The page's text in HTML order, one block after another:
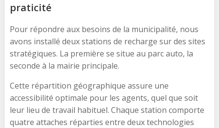
praticité
Pour répondre aux besoins de la municipalité, nous
avons installé deux stations de recharge sur des sites
stratégiques. La première se situe au parc auto, la
seconde à la mairie principale.
Cette répartition géographique assure une
accessibilité optimale pour les agents, quel que soit
leur lieu de travail habituel. Chaque station comporte
quatre attaches réparties entre deux technologies